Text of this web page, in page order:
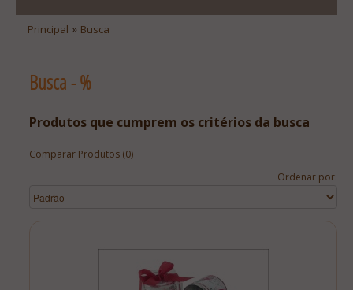
Minha Conta
Principal » Busca
Busca - %
Produtos que cumprem os critérios da busca
Comparar Produtos (0)
Ordenar por: